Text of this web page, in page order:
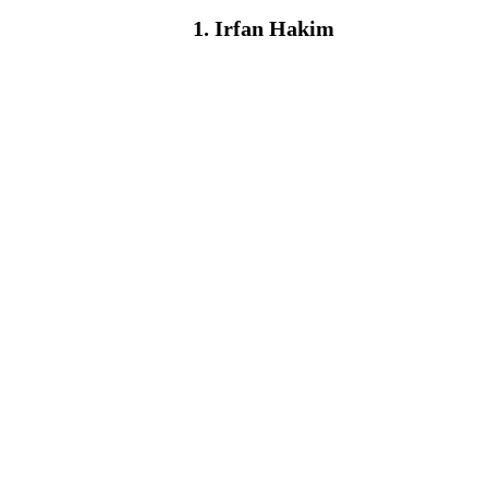
1. Irfan Hakim